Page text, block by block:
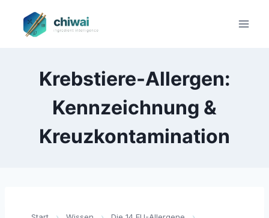
Inhalt
springen
Krebstiere-Allergen:
Kennzeichnung &
Kreuzkontamination